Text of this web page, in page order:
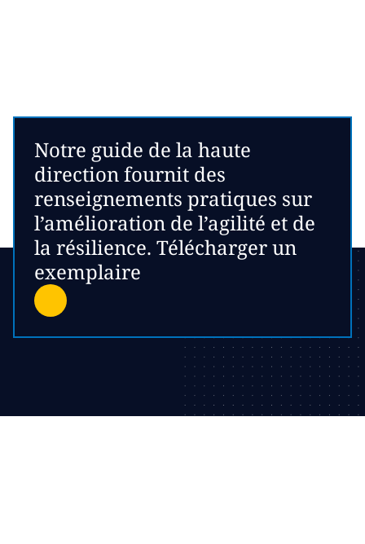
Notre guide de la haute
direction fournit des
renseignements pratiques sur
l’amélioration de l’agilité et de
la résilience. Télécharger un
exemplaire